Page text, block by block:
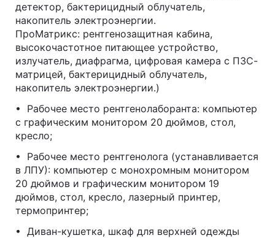
детектор, бактерицидный облучатель,
накопитель электроэнергии.
ПроМатрикс: рентгенозащитная кабина,
высокочастотное питающее устройство,
излучатель, диафрагма, цифровая камера с ПЗС-
матрицей, бактерицидный облучатель,
накопитель электроэнергии.)
• Рабочее место рентгенолаборанта: компьютер
с графическим монитором 20 дюймов, стол,
кресло;
• Рабочее место рентгенолога (устанавливается
в ЛПУ): компьютер с монохромным монитором
20 дюймов и графическим монитором 19
дюймов, стол, кресло, лазерный принтер,
термопринтер;
• Диван-кушетка, шкаф для верхней одежды